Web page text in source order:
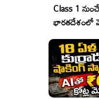
Class 1
భారతదేశంలో